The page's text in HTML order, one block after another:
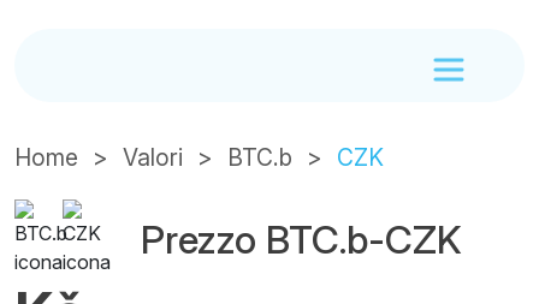
Home Valori BTC.b CZK
Prezzo BTC.b-CZK